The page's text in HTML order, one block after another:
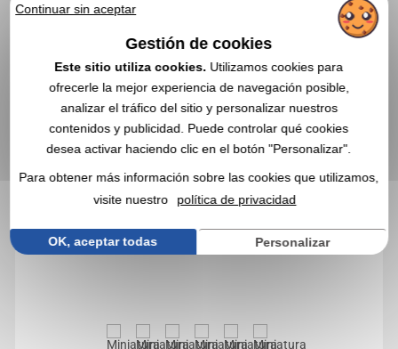
EN ESTA CATEGORÍA, ESTOS ARTÍCULOS
PROMOCIONALES TAMBIÉN PUEDEN
INTERESARLE
Réf. 01443V0189106
Adaptador de viaje
Continuar sin aceptar
Gestión de cookies
Este sitio utiliza cookies. Utilizamos cookies para
ofrecerle la mejor experiencia de navegación posible,
analizar el tráfico del sitio y personalizar nuestros
contenidos y publicidad. Puede controlar qué cookies
desea activar haciendo clic en el botón "Personalizar".
Para obtener más información sobre las cookies que utilizamos,
visite nuestro
política de privacidad
OK, aceptar todas Personalizar